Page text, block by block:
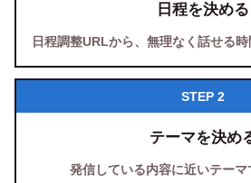
日程を決める
日程調整URLから、無理なく話せる時
STEP 2
テーマを決め
発信している内容に近いテーマ